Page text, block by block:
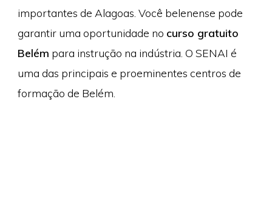
importantes de Alagoas. Você belenense pode
garantir uma oportunidade no curso gratuito
Belém para instrução na indústria. O SENAI é
uma das principais e proeminentes centros de
formação de Belém.